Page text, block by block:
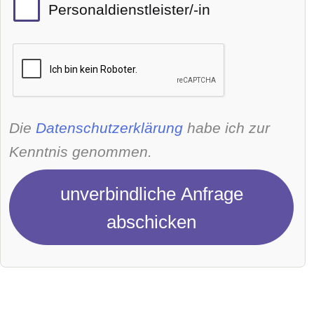
Personaldienstleister/-in
Die Datenschutzerklärung habe ich zur
Kenntnis genommen.
unverbindliche Anfrage
abschicken